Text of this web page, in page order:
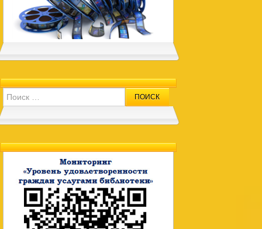
Search for: